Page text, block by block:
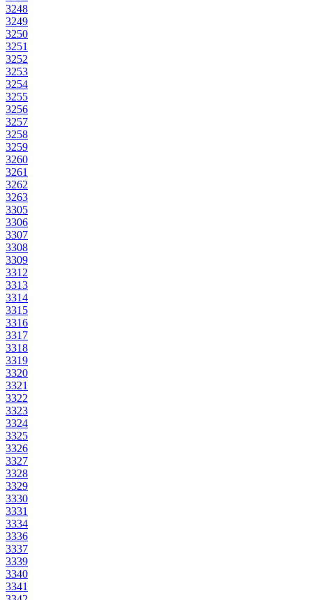
3248
3249
3250
3251
3252
3253
3254
3255
3256
3257
3258
3259
3260
3261
3262
3263
3305
3306
3307
3308
3309
3312
3313
3314
3315
3316
3317
3318
3319
3320
3321
3322
3323
3324
3325
3326
3327
3328
3329
3330
3331
3334
3336
3337
3339
3340
3341